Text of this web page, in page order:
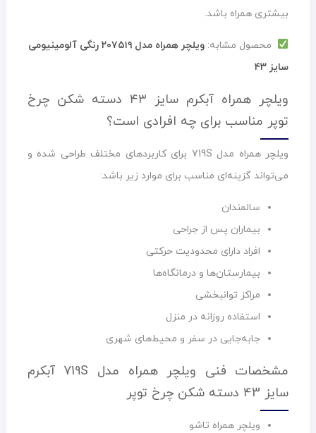
بیشتری همراه باشد.
محصول مشابه:
ویلچر همراه مدل ۲۰۷۵۱۹ رنگی آلومینیومی
سایز ۴۳
ویلچر همراه آبکرم سایز ۴۳ دسته شکن چرخ
توپر مناسب برای چه افرادی است؟
ویلچر همراه مدل 719S برای کاربردهای مختلف طراحی شده و
می‌تواند گزینه‌ای مناسب برای موارد زیر باشد:
سالمندان
بیماران پس از جراحی
افراد دارای محدودیت حرکتی
بیمارستان‌ها و درمانگاه‌ها
مراکز توانبخشی
استفاده روزانه در منزل
جابه‌جایی در سفر و محیط‌های شهری
مشخصات فنی ویلچر همراه مدل 719S آبکرم
سایز 43 دسته شکن چرخ توپر
ویلچر همراه تاشو